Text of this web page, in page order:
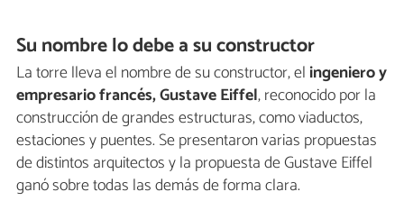
Su nombre lo debe a su constructor
La torre lleva el nombre de su constructor, el ingeniero y
empresario francés, Gustave Eiffel, reconocido por la
construcción de grandes estructuras, como viaductos,
estaciones y puentes. Se presentaron varias propuestas
de distintos arquitectos y la propuesta de Gustave Eiffel
ganó sobre todas las demás de forma clara.